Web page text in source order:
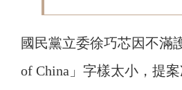
國民黨立委徐巧芯因不滿
of China」字樣太小，提